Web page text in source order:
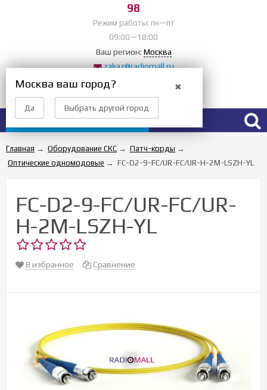
98
Режим работы: пн—пт
09:00—18:00
Ваш регион: Москва
✖
Москва ваш город?
Да Выбрать другой город
zakaz@radiomall.ru
Прием заказов 24 часа
Вход Регистрация
Каталог товаров
Главная → Оборудование СКС → Патч-корды →
Оптические одномодовые → FC-D2-9-FC/UR-FC/UR-H-2M-LSZH-YL
FC-D2-9-FC/UR-FC/UR-
H-2M-LSZH-YL
В избранное Сравнение